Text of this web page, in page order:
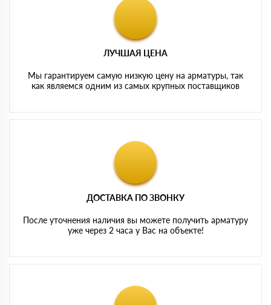
ЛУЧШАЯ ЦЕНА
Мы гарантируем самую низкую цену на арматуры, так
как являемся одним из самых крупных поставщиков
ДОСТАВКА ПО ЗВОНКУ
После уточнения наличия вы можете получить арматуру
уже через 2 часа у Вас на объекте!